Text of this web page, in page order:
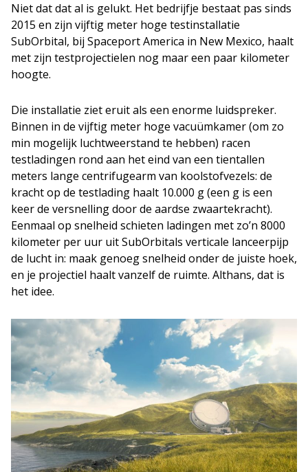
Niet dat dat al is gelukt. Het bedrijfje bestaat pas sinds
2015 en zijn vijftig meter hoge testinstallatie
SubOrbital, bij Spaceport America in New Mexico, haalt
met zijn testprojectielen nog maar een paar kilometer
hoogte.
Die installatie ziet eruit als een enorme luidspreker.
Binnen in de vijftig meter hoge vacuümkamer (om zo
min mogelijk luchtweerstand te hebben) racen
testladingen rond aan het eind van een tientallen
meters lange centrifugearm van koolstofvezels: de
kracht op de testlading haalt 10.000 g (een g is een
keer de versnelling door de aardse zwaartekracht).
Eenmaal op snelheid schieten ladingen met zo’n 8000
kilometer per uur uit SubOrbitals verticale lanceerpijp
de lucht in: maak genoeg snelheid onder de juiste hoek,
en je projectiel haalt vanzelf de ruimte. Althans, dat is
het idee.